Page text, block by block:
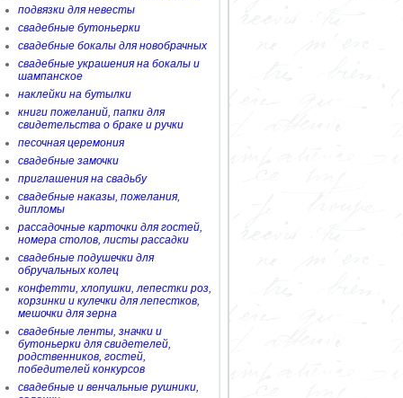
подвязки для невесты
свадебные бутоньерки
свадебные бокалы для новобрачных
свадебные украшения на бокалы и
шампанское
наклейки на бутылки
книги пожеланий, папки для
свидетельства о браке и ручки
песочная церемония
свадебные замочки
приглашения на свадьбу
свадебные наказы, пожелания,
дипломы
рассадочные карточки для гостей,
номера столов, листы рассадки
свадебные подушечки для
обручальных колец
конфетти, хлопушки, лепестки роз,
корзинки и кулечки для лепестков,
мешочки для зерна
свадебные ленты, значки и
бутоньерки для свидетелей,
родственников, гостей,
победителей конкурсов
свадебные и венчальные рушники,